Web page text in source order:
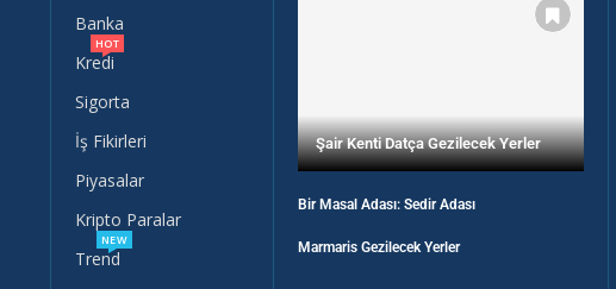
Banka
Kredi
HOT
Sigorta
İş Fikirleri
Piyasalar
Kripto Paralar
Trend
NEW
Şair Kenti Datça Gezilecek Yerler
Bir Masal Adası: Sedir Adası
Marmaris Gezilecek Yerler